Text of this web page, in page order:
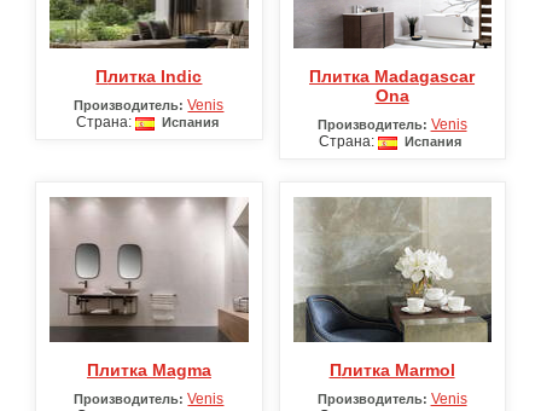
Плитка Indic
Производитель: Venis
Страна:
Испания
Плитка Madagascar
Ona
Производитель: Venis
Страна:
Испания
Плитка Magma
Производитель: Venis
Плитка Marmol
Производитель: Venis